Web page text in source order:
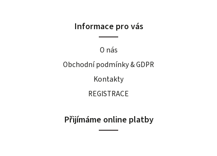
Informace pro vás
O nás
Obchodní podmínky & GDPR
Kontakty
REGISTRACE
Přijímáme online platby